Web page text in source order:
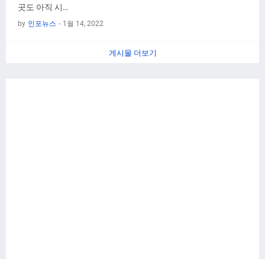
곳도 아직 시…
by 인포뉴스 - 1월 14, 2022
게시물 더보기